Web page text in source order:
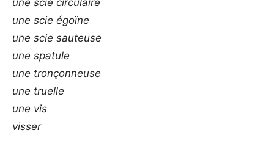
une scie circulaire
une scie égoïne
une scie sauteuse
une spatule
une tronçonneuse
une truelle
une vis
visser